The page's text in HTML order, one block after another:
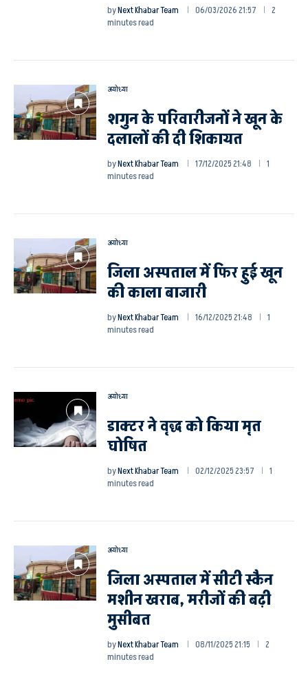
byNext Khabar Team 06/03/2026 21:57
2
minutes read
अयोध्या
शगुन के परिवारीजनों ने खून के
दलालों की दी शिकायत
byNext Khabar Team 17/12/2025 21:48
1
minutes read
अयोध्या
जिला अस्पताल में फिर हुई खून
की काला बाजारी
byNext Khabar Team 16/12/2025 21:48
1
minutes read
अयोध्या
डाक्टर ने वृद्ध को किया मृत
घोषित
byNext Khabar Team 02/12/2025 23:57
1
minutes read
अयोध्या
जिला अस्पताल में सीटी स्कैन
मशीन खराब, मरीजों की बढ़ी
मुसीबत
byNext Khabar Team 08/11/2025 21:15
2
minutes read